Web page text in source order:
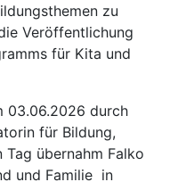
zu
Veröffentlichung
für Kita und
03.06.2026 durch
für Bildung,
übernahm Falko
und Familie in